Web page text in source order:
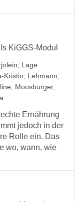
KiGGS-Modul
; Lage
Kristin; Lehmann,
; Moosburger,
Ernährung
jedoch in der
Rolle ein. Das
wo, wann, wie